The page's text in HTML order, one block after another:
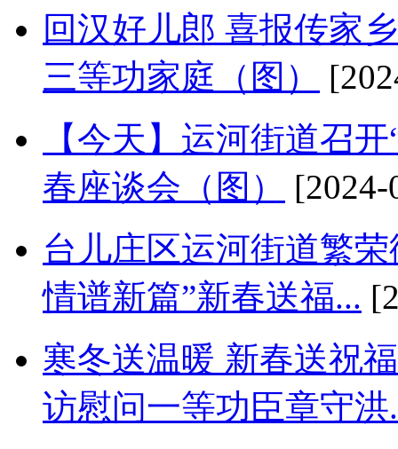
回汉好儿郎 喜报传家
三等功家庭（图）
【今天】运河街道召
春座谈会（图）
台儿庄区运河街道繁
情谱新篇”新春送福...
寒冬送温暖 新春送祝
访慰问一等功臣章守洪